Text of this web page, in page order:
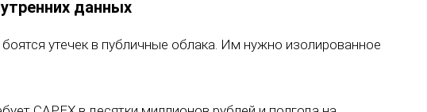
данных
утечек в публичные облака. Им нужно изолированное